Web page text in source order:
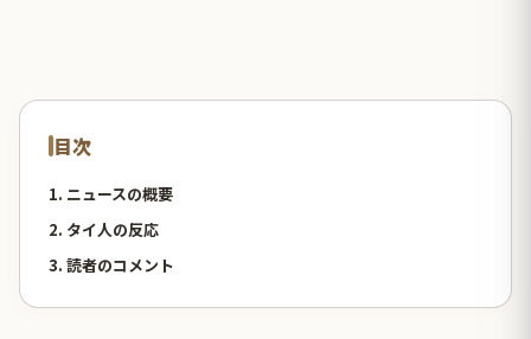
目次
1. ニュースの概要
2. タイ人の反応
3. 読者のコメント